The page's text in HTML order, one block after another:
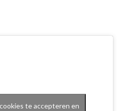
te accepteren en